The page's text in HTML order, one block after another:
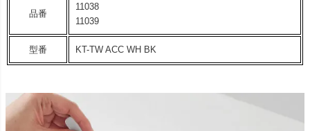
品番
11038
11039
型番 KT-TW ACC WH BK